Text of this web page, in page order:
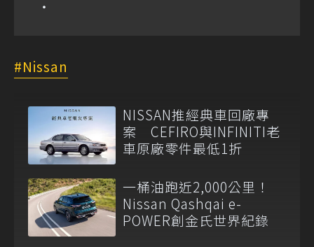
Nissan
NISSAN推經典車回廠專
案 CEFIRO與INFINITI老
車原廠零件最低1折
一桶油跑近2,000公里！
Nissan Qashqai e-
POWER創金氏世界紀錄